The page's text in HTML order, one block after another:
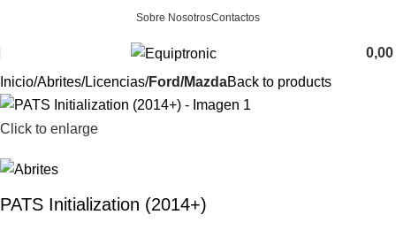
Sobre NosotrosContactos
0,00
Inicio Abrites Licencias Ford/MazdaBack to products
Click to enlarge
PATS Initialization (2014+)